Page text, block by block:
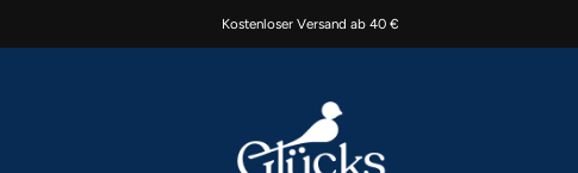
Kostenloser Versand ab 40 €